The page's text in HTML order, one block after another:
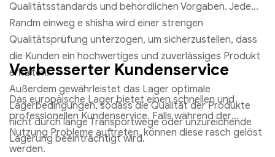
Qualitätsstandards und behördlichen Vorgaben. Jede
Randm einweg e shisha wird einer strengen
Qualitätsprüfung unterzogen, um sicherzustellen, dass
die Kunden ein hochwertiges und zuverlässiges Produkt
erhalten.
Außerdem gewährleistet das Lager optimale
Lagerbedingungen, sodass die Qualität der Produkte
nicht durch lange Transportwege oder unzureichende
Lagerung beeinträchtigt wird.
Verbesserter Kundenservice
Das europäische Lager bietet einen schnellen und
professionellen Kundenservice. Falls während der
Nutzung Probleme auftreten, können diese rasch gelöst
werden.